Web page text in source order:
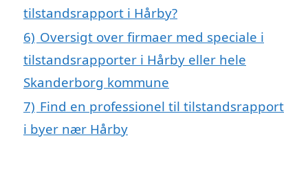
tilstandsrapport i Hårby?
6) Oversigt over firmaer med speciale i
tilstandsrapporter i Hårby eller hele
Skanderborg kommune
7) Find en professionel til tilstandsrapport
i byer nær Hårby